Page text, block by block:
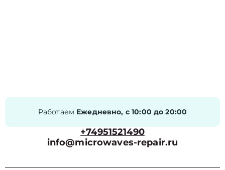
Работаем Ежедневно, с 10:00 до 20:00
+74951521490
info@microwaves-repair.ru